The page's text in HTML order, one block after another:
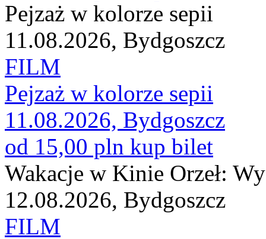
Pejzaż w kolorze sepii
11.08.2026, Bydgoszcz
FILM
Pejzaż w kolorze sepii
11.08.2026, Bydgoszcz
od 15,00 pln kup bilet
Wakacje w Kinie Orzeł:
12.08.2026, Bydgoszcz
FILM